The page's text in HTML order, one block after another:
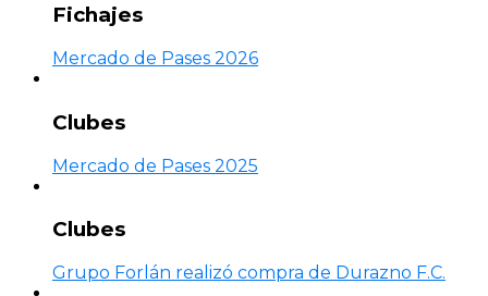
Fichajes
Mercado de Pases 2026
Clubes
Mercado de Pases 2025
Clubes
Grupo Forlán realizó compra de Durazno F.C.